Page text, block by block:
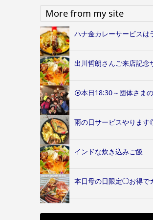
More from my site
ハナ金カレーサービス
出川哲朗さんご来店記
⦿本日18:30～団体さま
雨の日サービスやります
インドな炊き込みご飯
本日母の日限定◯お得で